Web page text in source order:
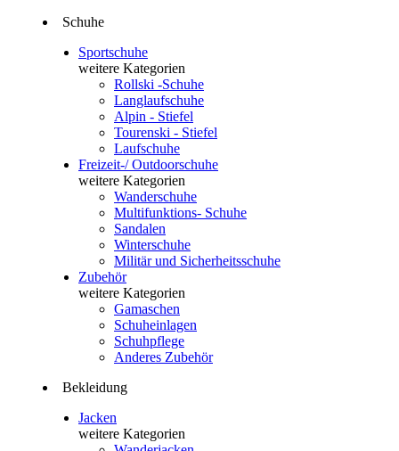
Schuhe
Sportschuhe
weitere Kategorien
Rollski -Schuhe
Langlaufschuhe
Alpin - Stiefel
Tourenski - Stiefel
Laufschuhe
Freizeit-/ Outdoorschuhe
weitere Kategorien
Wanderschuhe
Multifunktions- Schuhe
Sandalen
Winterschuhe
Militär und Sicherheitsschuhe
Zubehör
weitere Kategorien
Gamaschen
Schuheinlagen
Schuhpflege
Anderes Zubehör
Bekleidung
Jacken
weitere Kategorien